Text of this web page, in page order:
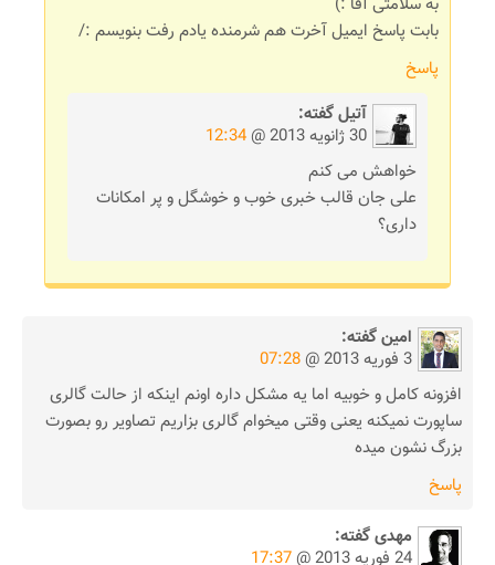
بابت پاسخ ایمیل آخرت هم شرمنده یادم رفت بنویسم :/
پاسخ
آتیلگفته:
30 ژانویه 2013 @
12:34
خواهش می کنم
علی جان قالب خبری خوب و خوشگل و پر امکانات
داری؟
امینگفته:
3 فوریه 2013 @
07:28
افزونه کامل و خوبیه اما یه مشکل داره اونم اینکه از حالت گالری
ساپورت نمیکنه یعنی وقتی میخوام گالری بزاریم تصاویر رو بصورت
بزرگ نشون میده
پاسخ
مهدیگفته:
24 فوریه 2013 @
17:37